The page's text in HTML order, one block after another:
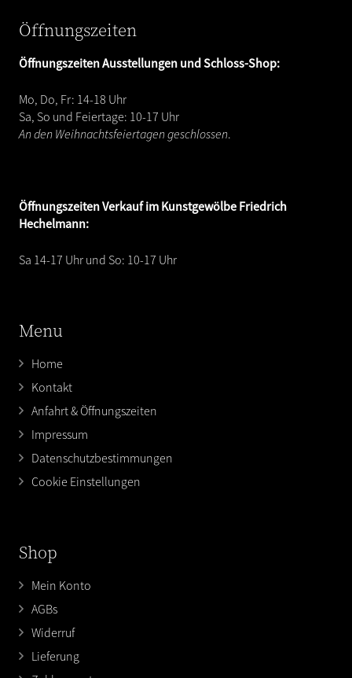
Öffnungszeiten
Öffnungszeiten Ausstellungen und Schloss-Shop:
Mo, Do, Fr: 14-18 Uhr
Sa, So und Feiertage: 10-17 Uhr
An den Weihnachtsfeiertagen geschlossen.
ÖffnungszeitenVerkauf im Kunstgewölbe Friedrich
Hechelmann:
Sa 14-17 Uhr und So: 10-17 Uhr
Menu
Home
Kontakt
Anfahrt & Öffnungszeiten
Impressum
Datenschutzbestimmungen
Cookie Einstellungen
Shop
Mein Konto
AGBs
Widerruf
Lieferung